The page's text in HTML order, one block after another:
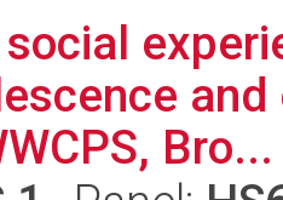
Bro...